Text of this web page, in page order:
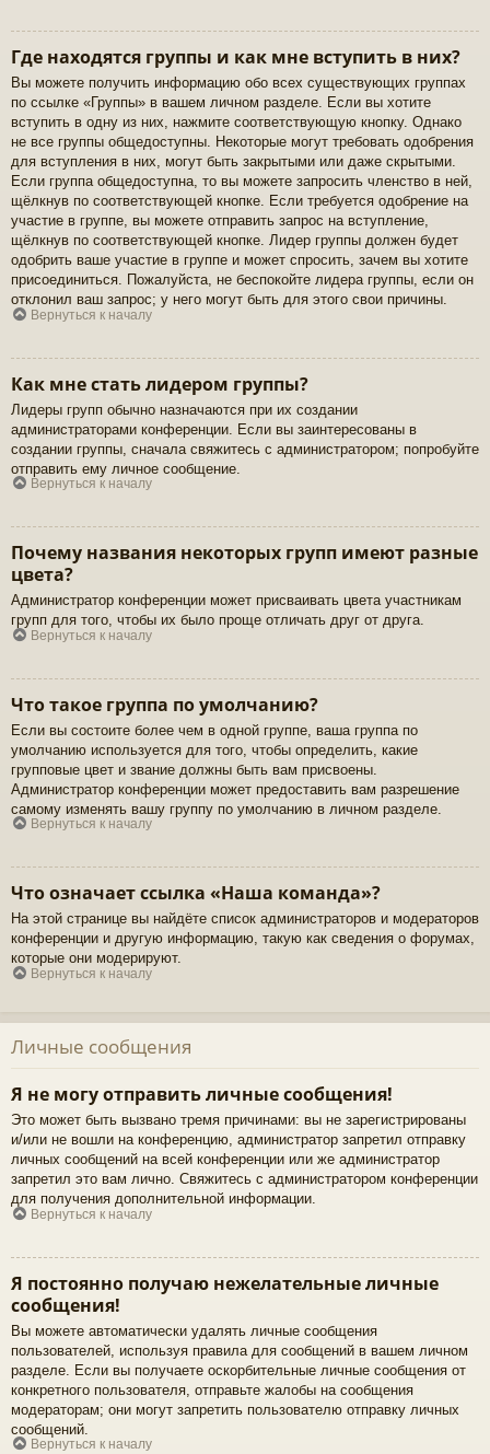
Где находятся группы и как мне вступить в них?
Вы можете получить информацию обо всех существующих группах
по ссылке «Группы» в вашем личном разделе. Если вы хотите
вступить в одну из них, нажмите соответствующую кнопку. Однако
не все группы общедоступны. Некоторые могут требовать одобрения
для вступления в них, могут быть закрытыми или даже скрытыми.
Если группа общедоступна, то вы можете запросить членство в ней,
щёлкнув по соответствующей кнопке. Если требуется одобрение на
участие в группе, вы можете отправить запрос на вступление,
щёлкнув по соответствующей кнопке. Лидер группы должен будет
одобрить ваше участие в группе и может спросить, зачем вы хотите
присоединиться. Пожалуйста, не беспокойте лидера группы, если он
отклонил ваш запрос; у него могут быть для этого свои причины.
Вернуться к началу
Как мне стать лидером группы?
Лидеры групп обычно назначаются при их создании
администраторами конференции. Если вы заинтересованы в
создании группы, сначала свяжитесь с администратором; попробуйте
отправить ему личное сообщение.
Вернуться к началу
Почему названия некоторых групп имеют разные
цвета?
Администратор конференции может присваивать цвета участникам
групп для того, чтобы их было проще отличать друг от друга.
Вернуться к началу
Что такое группа по умолчанию?
Если вы состоите более чем в одной группе, ваша группа по
умолчанию используется для того, чтобы определить, какие
групповые цвет и звание должны быть вам присвоены.
Администратор конференции может предоставить вам разрешение
самому изменять вашу группу по умолчанию в личном разделе.
Вернуться к началу
Что означает ссылка «Наша команда»?
На этой странице вы найдёте список администраторов и модераторов
конференции и другую информацию, такую как сведения о форумах,
которые они модерируют.
Вернуться к началу
Личные сообщения
Я не могу отправить личные сообщения!
Это может быть вызвано тремя причинами: вы не зарегистрированы
и/или не вошли на конференцию, администратор запретил отправку
личных сообщений на всей конференции или же администратор
запретил это вам лично. Свяжитесь с администратором конференции
для получения дополнительной информации.
Вернуться к началу
Я постоянно получаю нежелательные личные
сообщения!
Вы можете автоматически удалять личные сообщения
пользователей, используя правила для сообщений в вашем личном
разделе. Если вы получаете оскорбительные личные сообщения от
конкретного пользователя, отправьте жалобы на сообщения
модераторам; они могут запретить пользователю отправку личных
сообщений.
Вернуться к началу